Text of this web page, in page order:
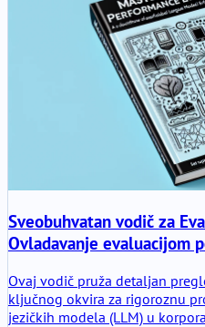
Sveobuhvatan vodič za
Ovladavanje evaluacijom
Ovaj vodič pruža detaljan
ključnog okvira za rigoroznu
jezičkih modela (LLM) u